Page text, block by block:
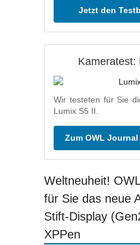
Jetzt den
Kameratest:
Wir testeten für Sie
Lumix S5 II.
Zum OWL
Weltneuheit!
für Sie das neue
Stift-Display
XPPen